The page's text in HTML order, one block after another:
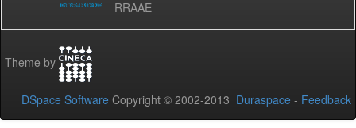
RRAAE
Theme by
DSpace Software Copyright © 2002-2013 Duraspace - Feedback